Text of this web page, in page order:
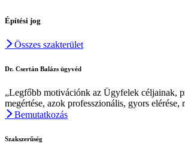
Építési jog
Összes szakterület
Dr. Csertán Balázs ügyvéd
„Legfőbb motivációnk az Ügyfelek céljainak,
megértése, azok professzionális, gyors elérése,
Bemutatkozás
Szakszerűség